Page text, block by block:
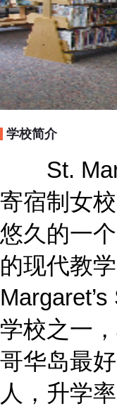
学校简介
St.
寄宿制女
悠久的一
的现代教
学校之一
哥华岛最
人，升学